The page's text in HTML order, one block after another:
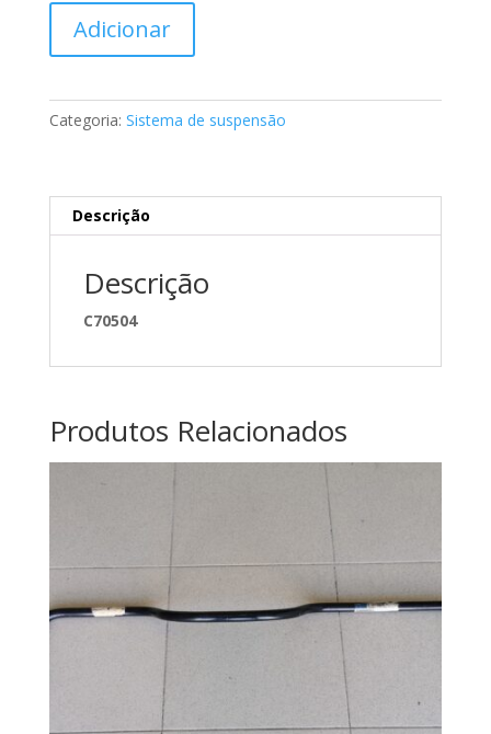
Suporte
suspensão
Adicionar
Categoria: Sistema de suspensão
Descrição
Descrição
C70504
Produtos Relacionados